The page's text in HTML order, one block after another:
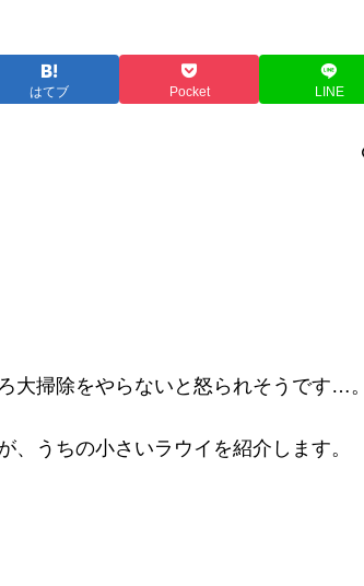
はてブ Pocket LINE
大掃除をやらないと怒られそうです…。
うちの小さいラウイを紹介します。